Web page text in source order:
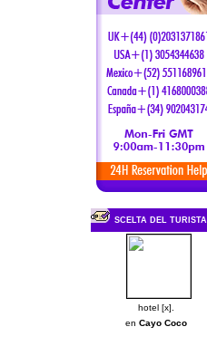
SCELTA DEL TURISTA
hotel [x].
en Cayo Coco